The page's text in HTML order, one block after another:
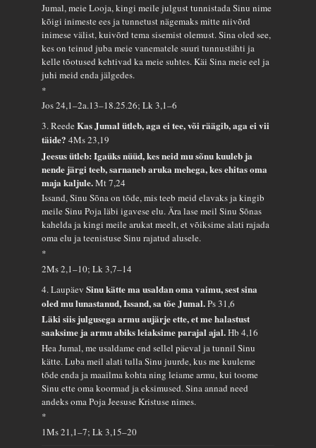
Jumal, meie Looja, kingi meile julgust tunnistada Sinu nime
kõigi inimeste ees ja tunnetust nägemaks mitte niivõrd
inimese välist, kuivõrd tema sisemist olemust. Sina oled see,
kes on teinud juba meie vanematele suuri tunnustähti ja
kelle tõotused kehtivad ka meie suhtes. Käi Sina meie eel ja
juhi meid enda jälgedes.
*
Jos 24,1–2a.13–18.25.26; Lk 3,1–6
3. ReedeKas Jumal ütleb, aga ei tee, või räägib, aga ei vii
täide?4Ms 23,19
Jeesus ütleb: Igaüks nüüd, kes neid mu sõnu kuuleb ja
nende järgi teeb, sarnaneb aruka mehega, kes ehitas oma
maja kaljule.Mt 7,24
Issand, Sinu Sõna on tõde, mis teeb meid elavaks ja kingib
meile Sinu Poja läbi igavese elu. Ära lase meil Sinu Sõnas
kahelda ja kingi meile arukat meelt, et võiksime alati rajada
oma elu ja teenistuse Sinu rajatud alusele.
*
2Ms 2,1–10; Lk 3,7–14
4. LaupäevSinu kätte ma usaldan oma vaimu, sest sina
oled mu lunastanud, Issand, sa tõe Jumal.Ps 31,6
Läki siis julgusega armu aujärje ette, et me halastust
saaksime ja armu abiks leiaksime parajal ajal.Hb 4,16
Hea Jumal, me usaldame end sellel päeval ja tunnil Sinu
kätte. Luba meil alati tulla Sinu juurde, kus me kuuleme
tõde enda ja maailma kohta ning leiame armu, kui toome
Sinu ette oma koormad ja eksimused. Sina annad need
andeks oma Poja Jeesuse Kristuse nimes.
*
1Ms 21,1–7; Lk 3,15–20